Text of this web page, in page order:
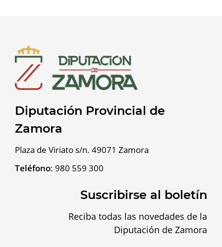
Diputación Provincial de
Zamora
Plaza de Viriato s/n. 49071 Zamora
Teléfono: 980 559 300
Suscribirse al boletín
Reciba todas las novedades de la
Diputación de Zamora